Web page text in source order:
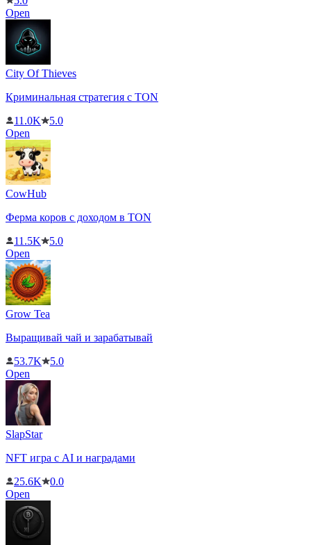
Open
City Of Thieves
Криминальная стратегия с TON
11.0K
5.0
Open
CowHub
Ферма коров с доходом в TON
11.5K
5.0
Open
Grow Tea
Выращивай чай и зарабатывай
53.7K
5.0
Open
SlapStar
NFT игра с AI и наградами
25.6K
0.0
Open